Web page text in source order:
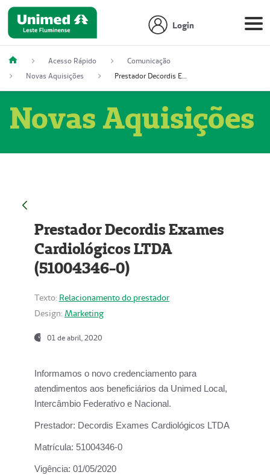
Login
Acesso Rápido
Comunicação
Novas Aquisições
Prestador Decordis Exames Cardiológicos LTDA (51004346-0)
Novas Aquisições
Prestador Decordis Exames
Cardiológicos LTDA
(51004346-0)
Texto: Relacionamento do prestador
Design: Marketing
01 de abril, 2020
Informamos o novo credenciamento para
atendimentos aos beneficiários da Unimed Local,
Intercâmbio Federativo e Nacional.
Prestador: Decordis Exames Cardiológicos LTDA
Matrícula: 51004346-0
Vigência: 01/05/2020